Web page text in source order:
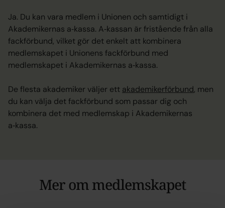
Ja. Du kan vara medlem i Unionen och samtidigt i
Akademikernas a‑kassa. A‑kassan är fristående från alla
fackförbund, vilket gör det enkelt att kombinera
medlemskapet i Unionens fackförbund med
medlemskapet i Akademikernas a‑kassa.
De flesta akademiker väljer ett akademikerförbund, men
du kan välja det fackförbund som passar dig och
kombinera det med medlemskap i Akademikernas
a‑kassa.
Mer om medlemskapet